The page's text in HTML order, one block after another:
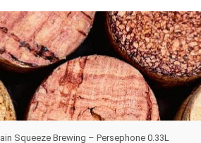
Squeeze Brewing – Persephone 0.33L